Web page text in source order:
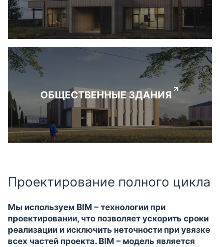
ОБЩЕСТВЕННЫЕ ЗДАНИЯ
Проектирование полного цикла
Мы используем BIM – технологии при
проектировании, что позволяет ускорить сроки
реализации и исключить неточности при увязке
всех частей проекта. BIM – модель является